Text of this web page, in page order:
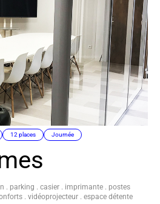
12 places Journée
. parking . casier . imprimante . postes
. vidéoprojecteur . espace détente